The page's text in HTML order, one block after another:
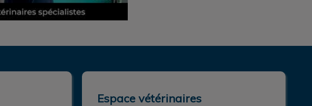
Espace vétérinaires
Espace vétérinaires